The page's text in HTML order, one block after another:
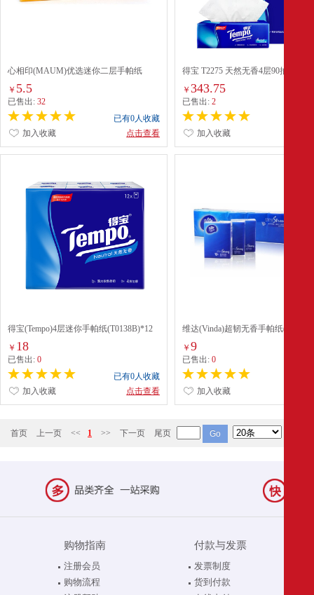
心相印(MAUM)优选迷你二层手帕纸
￥ 5.5
已售出: 32
已有0人收藏
点击查看
加入收藏
得宝 T2275 天然无香4层90抽 3包/
￥343.75
已售出:2
加入收藏
得宝(Tempo)4层迷你手帕纸(T0138B)*12
￥ 18
已售出: 0
已有0人收藏
点击查看
加入收藏
维达(Vinda)超韧无香手帕纸
￥9
已售出:0
加入收藏
首页 上一页 << 1 >> 下一页 尾页
购物指南
注册会员
购物流程
付款与发票
发票制度
货到付款